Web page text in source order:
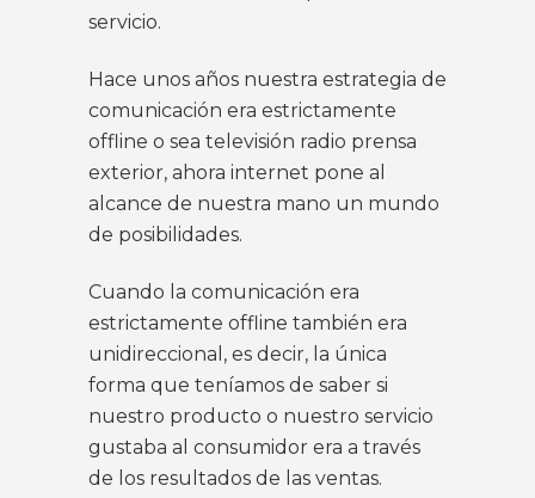
servicio.
Hace unos años nuestra estrategia de
comunicación era estrictamente
offline o sea televisión radio prensa
exterior, ahora internet pone al
alcance de nuestra mano un mundo
de posibilidades.
Cuando la comunicación era
estrictamente offline también era
unidireccional, es decir, la única
forma que teníamos de saber si
nuestro producto o nuestro servicio
gustaba al consumidor era a través
de los resultados de las ventas.